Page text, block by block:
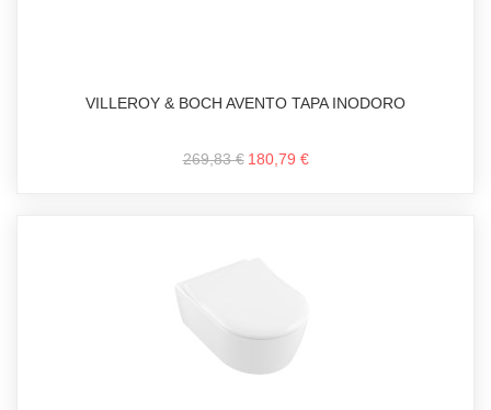
VILLEROY & BOCH AVENTO TAPA INODORO
269,83 € 180,79 €